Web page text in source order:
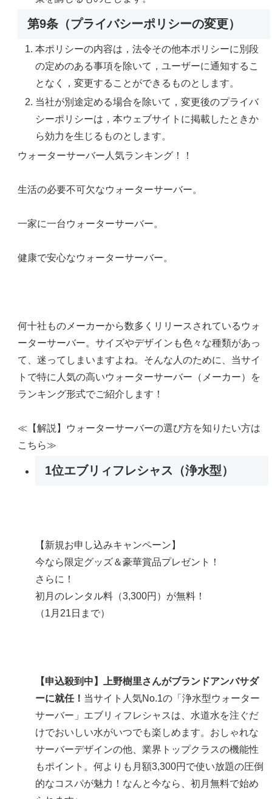
第9条（プライバシーポリシーの変更）
本ポリシーの内容は，法令その他本ポリシーに別段
の定めのある事項を除いて，ユーザーに通知するこ
となく，変更することができるものとします。
当社が別途定める場合を除いて，変更後のプライバ
シーポリシーは，本ウェブサイトに掲載したときか
ら効力を生じるものとします。
ウォーターサーバー人気ランキング！！
生活の必要不可欠なウォーターサーバー。
一家に一台ウォーターサーバー。
健康で安心なウォーターサーバー。
何十社ものメーカーから数多くリリースされているウォ
ーターサーバー。サイズやデザインも色々な種類があっ
て、迷ってしまいますよね。そんな人のために、当サイ
トで特に人気の高いウォーターサーバー（メーカー）を
ランキング形式でご紹介します！
≪【解説】ウォーターサーバーの選び方を知りたい方は
こちら≫
1位エブリィフレシャス（浄水型）
【新規お申し込みキャンペーン】
今なら限定グッズ＆豪華賞品プレゼント！
さらに！
初月のレンタル料（3,300円）が無料！
（1月21日まで）
【申込殺到中】上野樹里さんがブランドアンバサダ
ーに就任！ 当サイト人気No.1の「浄水型ウォーター
サーバー」エブリィフレシャスは、 水道水を注ぐだ
けでおいしい水がいつでも楽しめます。おしゃれな
サーバーデザインの他、業界トップクラスの機能性
もポイント。何よりも月額3,300円で使い放題の圧倒
的なコスパが魅力！なんと今なら、初月無料で始め